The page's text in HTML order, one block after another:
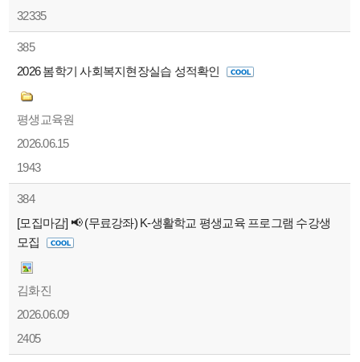
32335
385
2026 봄학기 사회복지현장실습 성적확인
평생교육원
2026.06.15
1943
384
[모집마감] 📢 (무료강좌) K-생활학교 평생교육 프로그램 수강생
모집
김화진
2026.06.09
2405